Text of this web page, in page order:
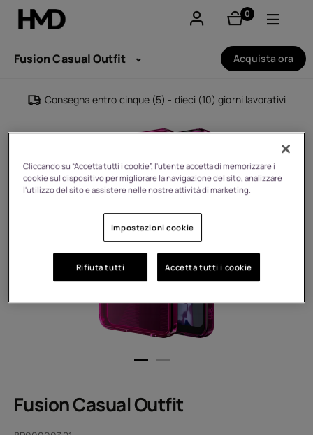
0
elementi
Smartphones
Cellulari
Accessori
Offerte
Fusion Casual Outfit Acquista ora
Consegna entro cinque (5) - dieci (10) giorni lavorativi
Fusion Casual Outfit
Cliccando su “Accetta tutti i cookie”, l'utente accetta di memorizzare i
cookie sul dispositivo per migliorare la navigazione del sito, analizzare
l'utilizzo del sito e assistere nelle nostre attività di marketing.
Impostazioni cookie
Rifiuta tutti Accetta tutti i cookie